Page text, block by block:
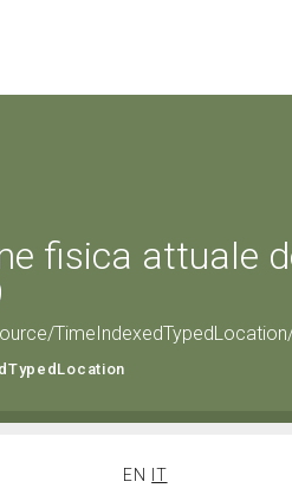
fisica attuale
EN
IT